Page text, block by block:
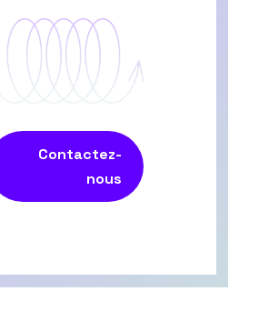
Contactez-
nous